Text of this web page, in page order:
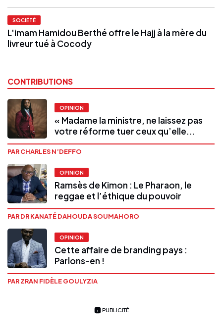
SOCIÉTÉ
L'imam Hamidou Berthé offre le Hajj à la mère du
livreur tué à Cocody
CONTRIBUTIONS
OPINION
« Madame la ministre, ne laissez pas
votre réforme tuer ceux qu’elle...
PAR CHARLES N’DEFFO
OPINION
Ramsès de Kimon : Le Pharaon, le
reggae et l’éthique du pouvoir
PAR DR KANATÉ DAHOUDA SOUMAHORO
OPINION
Cette affaire de branding pays :
Parlons-en !
PAR ZRAN FIDÈLE GOULYZIA
PUBLICITÉ